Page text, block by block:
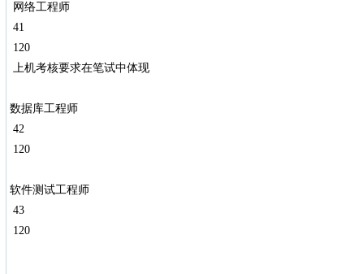
网络工程师
41
120
上机考核要求在笔试中体现
数据库工程师
42
120
软件测试工程师
43
120